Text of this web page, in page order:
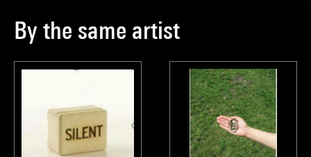
By the same artist